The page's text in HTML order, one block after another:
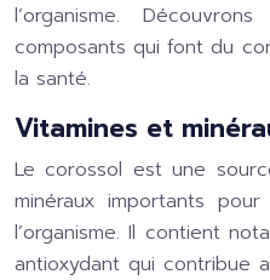
l’organisme.
composants qui font du
la santé.
Vitamines et
Le corossol est une
minéraux importants
l’organisme. Il contient
antioxydant qui contribue